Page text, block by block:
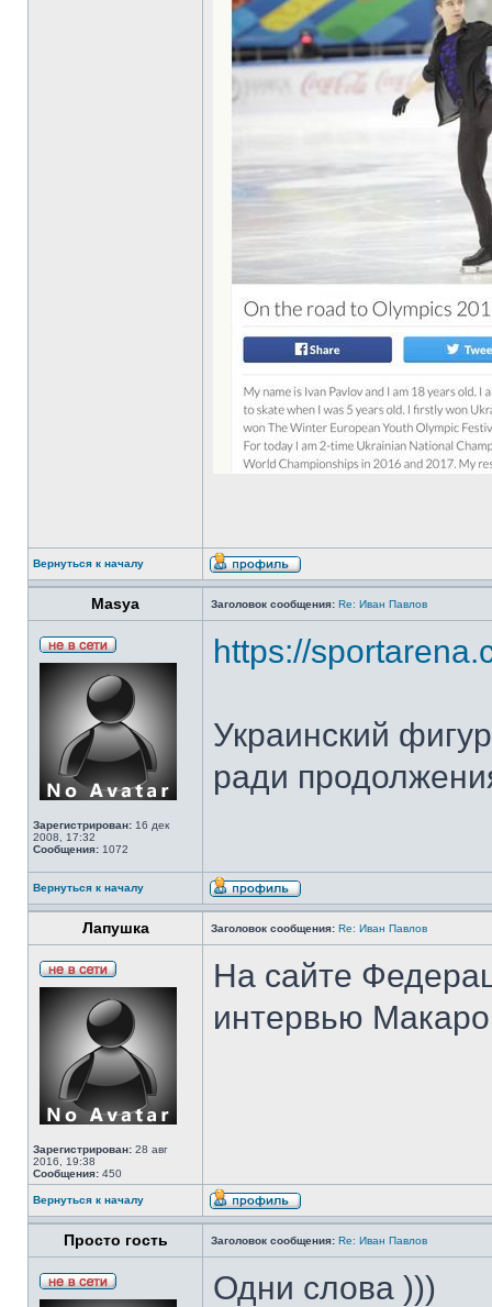
Вернуться к началу
Masya Заголовок сообщения: Re: Иван Павлов
Зарегистрирован: 16 дек
2008, 17:32
Сообщения: 1072
https://
Украинский
ради
Вернуться к началу
Лапушка Заголовок сообщения: Re: Иван Павлов
Зарегистрирован: 28 авг
2016, 19:38
Сообщения: 450
На сайте
интервью
Вернуться к началу
Просто гость Заголовок сообщения: Re: Иван Павлов
Одни слова )))